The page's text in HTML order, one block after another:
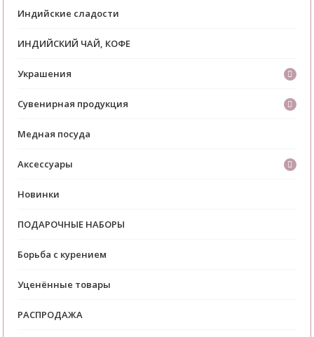
Индийские сладости
ИНДИЙСКИЙ ЧАЙ, КОФЕ
Украшения
Сувенирная продукция
Медная посуда
Аксессуары
Новинки
ПОДАРОЧНЫЕ НАБОРЫ
Борьба с курением
Уценённые товары
РАСПРОДАЖА